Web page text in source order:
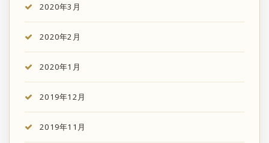
2020年3月
2020年2月
2020年1月
2019年12月
2019年11月